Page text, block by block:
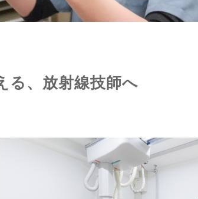
る、放射線技師へ